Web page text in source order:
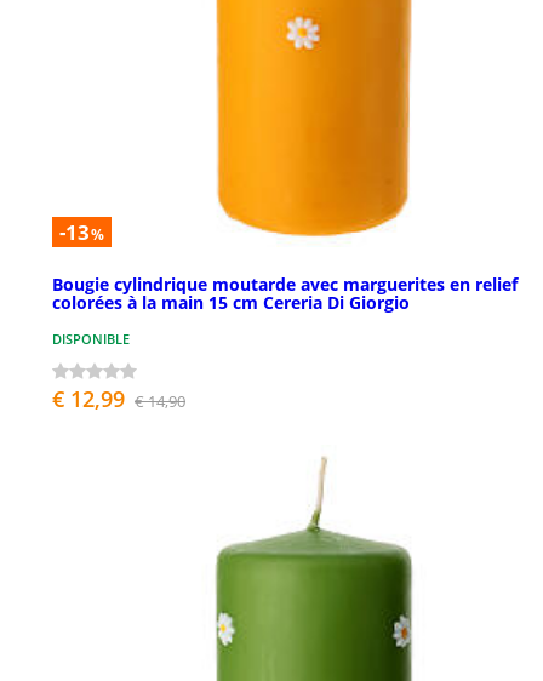
-13%
Bougie cylindrique moutarde avec marguerites en relief
colorées à la main 15 cm Cereria Di Giorgio
DISPONIBLE
€ 12,99 € 14,90